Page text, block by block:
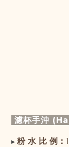
濾杯手沖
▸ 粉 水 比 例：